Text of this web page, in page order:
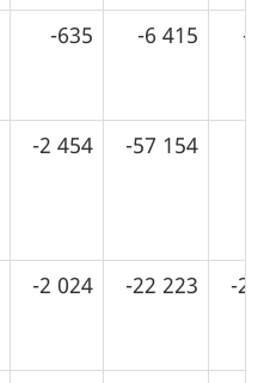
-635 -6 415 -
-2 454 -57 154
-2 024 -22 223 -